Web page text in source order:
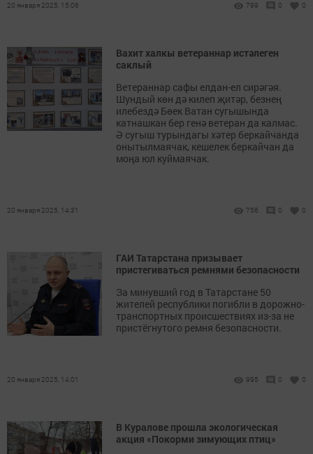
20 января 2025, 15:06 799 0 0
Вахит халкы ветераннар истәлеген
саклый
Ветераннар сафы елдан-ел сирәгәя.
Шундый көн дә килеп җитәр, безнең
илебездә Бөек Ватан сугышында
катнашкан бер генә ветеран да калмас.
Ә сугыш турындагы хәтер беркайчанда
онытылмаячак, кешелек беркайчан да
моңа юл куймаячак.
20 января 2025, 14:31 756 0 0
ГАИ Татарстана призывает
пристегиваться ремнями безопасности
За минувший год в Татарстане 50
жителей республики погибли в дорожно-
транспортных происшествиях из-за не
пристёгнутого ремня безопасности.
20 января 2025, 14:01 995 0 0
В Куралове прошла экологическая
акция «Покорми зимующих птиц»